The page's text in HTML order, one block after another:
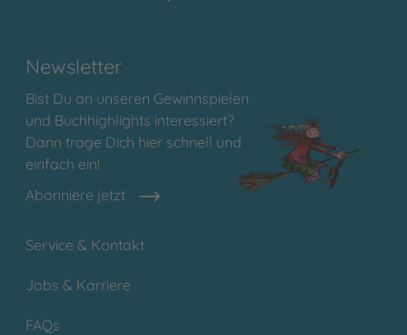
Newsletter
Bist Du an unseren Gewinnspielen
und Buchhighlights interessiert?
Dann trage Dich hier schnell und
einfach ein!
Abonniere jetzt
Service & Kontakt
Jobs & Karriere
FAQs